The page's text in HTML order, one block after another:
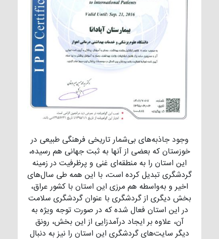
وجود جاذبه‌های بی‌شمار تاریخی فرهنگی طبیعی در
خوزستان که بعضی از آنها به ثبت جهانی هم رسیده،
این استان را به منطقه‌ای غنی و پرظرفیت در زمینه
گردشگری تبدیل کرده است، با این همه طی سال‌های
اخیر و به‌واسطه هم مرزی این استان با کشور عراق،
بخش دیگری از گردشگری با عنوان گردشگری سلامت
در این استان فعال شده که در صورت توجه ویژه به
آن، علاوه بر ایجاد درآمدزایی از این بخش، رونق
دیگر سایت‌های گردشگری این استان را نیز به دنبال